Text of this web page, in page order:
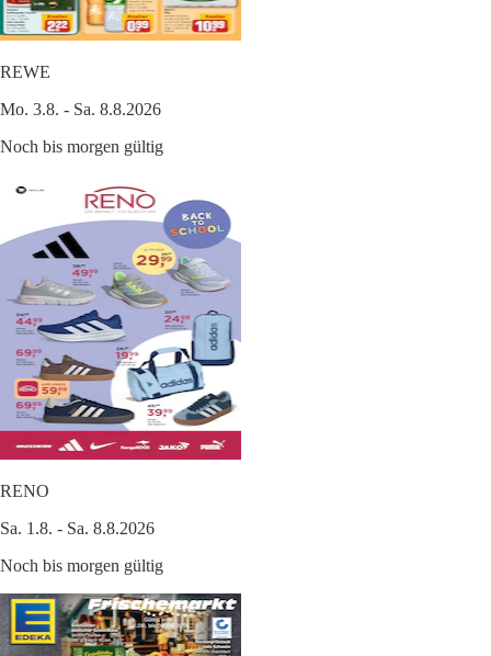
REWE
Mo. 3.8. - Sa. 8.8.2026
Noch bis morgen gültig
RENO
Sa. 1.8. - Sa. 8.8.2026
Noch bis morgen gültig